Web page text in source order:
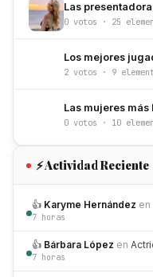
Las presentadoras
0 votos · 25
Los mejores jugadores
2 votos · 9
Las mujeres
0 votos · 10
⚡ Actividad Reciente
👍 Karyme Hernández en
7 horas
👍 Bárbara López en
7 horas